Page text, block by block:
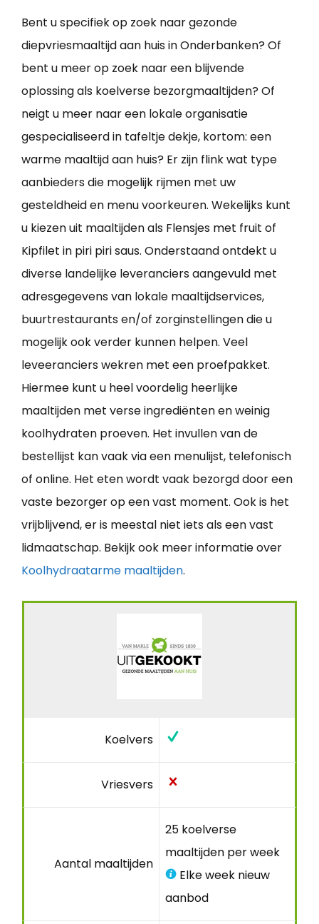
Bent u specifiek op zoek naar gezonde
diepvriesmaaltijd aan huis in Onderbanken? Of
bent u meer op zoek naar een blijvende
oplossing als koelverse bezorgmaaltijden? Of
neigt u meer naar een lokale organisatie
gespecialiseerd in tafeltje dekje, kortom: een
warme maaltijd aan huis? Er zijn flink wat type
aanbieders die mogelijk rijmen met uw
gesteldheid en menu voorkeuren. Wekelijks kunt
u kiezen uit maaltijden als Flensjes met fruit of
Kipfilet in piri piri saus. Onderstaand ontdekt u
diverse landelijke leveranciers aangevuld met
adresgegevens van lokale maaltijdservices,
buurtrestaurants en/of zorginstellingen die u
mogelijk ook verder kunnen helpen. Veel
leveeranciers wekren met een proefpakket.
Hiermee kunt u heel voordelig heerlijke
maaltijden met verse ingrediënten en weinig
koolhydraten proeven. Het invullen van de
bestellijst kan vaak via een menulijst, telefonisch
of online. Het eten wordt vaak bezorgd door een
vaste bezorger op een vast moment. Ook is het
vrijblijvend, er is meestal niet iets als een vast
lidmaatschap. Bekijk ook meer informatie over
Koolhydraatarme maaltijden.
Koelvers
Vriesvers
Aantal maaltijden
25 koelverse
maaltijden per week
Elke week nieuw
aanbod